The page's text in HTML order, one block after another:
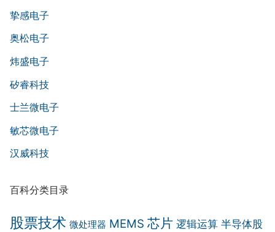
挚感电子
奥松电子
炜盛电子
矽睿科技
士兰微电子
敏芯微电子
汉威科技
百科分类目录
股票技术 微处理器 MEMS 芯片 逻辑运算 半导体股